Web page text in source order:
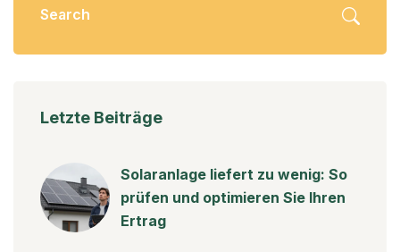
Letzte Beiträge
Solaranlage liefert zu wenig: So
prüfen und optimieren Sie Ihren
Ertrag